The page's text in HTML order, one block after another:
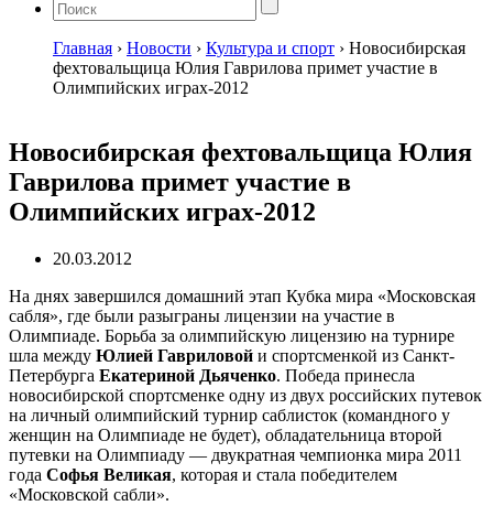
Главная › Новости › Культура и спорт › Новосибирская
фехтовальщица Юлия Гаврилова примет участие в
Олимпийских играх-2012
Новосибирская фехтовальщица Юлия
Гаврилова примет участие в
Олимпийских играх-2012
20.03.2012
На днях завершился домашний этап Кубка мира «Московская
сабля», где были разыграны лицензии на участие в
Олимпиаде. Борьба за олимпийскую лицензию на турнире
шла между Юлией Гавриловой и спортсменкой из Санкт-
Петербурга Екатериной Дьяченко. Победа принесла
новосибирской спортсменке одну из двух российских путевок
на личный олимпийский турнир саблисток (командного у
женщин на Олимпиаде не будет), обладательница второй
путевки на Олимпиаду — двукратная чемпионка мира 2011
года Софья Великая, которая и стала победителем
«Московской сабли».